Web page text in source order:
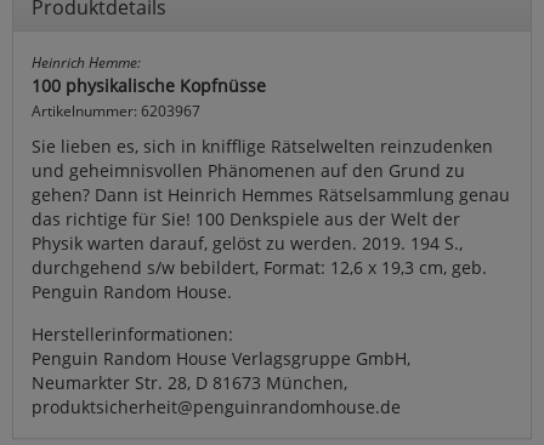
Produktdetails
Heinrich Hemme:
100 physikalische Kopfnüsse
Artikelnummer: 6203967
Sie lieben es, sich in knifflige Rätselwelten reinzudenken
und geheimnisvollen Phänomenen auf den Grund zu
gehen? Dann ist Heinrich Hemmes Rätselsammlung genau
das richtige für Sie! 100 Denkspiele aus der Welt der
Physik warten darauf, gelöst zu werden. 2019. 194 S.,
durchgehend s/w bebildert, Format: 12,6 x 19,3 cm, geb.
Penguin Random House.
Herstellerinformationen:
Penguin Random House Verlagsgruppe GmbH,
Neumarkter Str. 28, D 81673 München,
produktsicherheit@penguinrandomhouse.de